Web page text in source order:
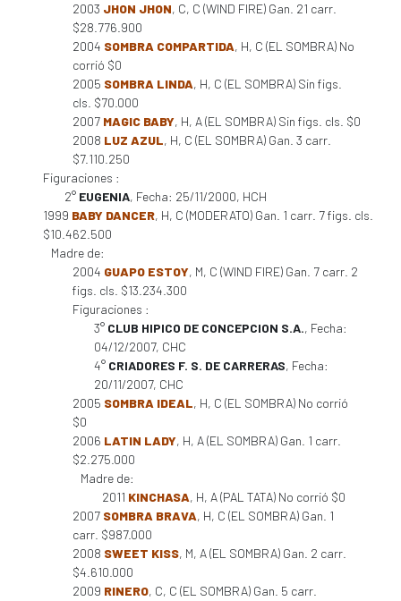
2003 JHON JHON, C, C (WIND FIRE) Gan. 21 carr.
$28.776.900
2004 SOMBRA COMPARTIDA, H, C (EL SOMBRA) No
corrió $0
2005 SOMBRA LINDA, H, C (EL SOMBRA) Sin figs.
cls. $70.000
2007 MAGIC BABY, H, A (EL SOMBRA) Sin figs. cls. $0
2008 LUZ AZUL, H, C (EL SOMBRA) Gan. 3 carr.
$7.110.250
Figuraciones :
2° EUGENIA, Fecha: 25/11/2000, HCH
1999 BABY DANCER, H, C (MODERATO) Gan. 1 carr. 7 figs. cls.
$10.462.500
Madre de:
2004 GUAPO ESTOY, M, C (WIND FIRE) Gan. 7 carr. 2
figs. cls. $13.234.300
Figuraciones :
3° CLUB HIPICO DE CONCEPCION S.A., Fecha:
04/12/2007, CHC
4° CRIADORES F. S. DE CARRERAS, Fecha:
20/11/2007, CHC
2005 SOMBRA IDEAL, H, C (EL SOMBRA) No corrió
$0
2006 LATIN LADY, H, A (EL SOMBRA) Gan. 1 carr.
$2.275.000
Madre de:
2011 KINCHASA, H, A (PAL TATA) No corrió $0
2007 SOMBRA BRAVA, H, C (EL SOMBRA) Gan. 1
carr. $987.000
2008 SWEET KISS, M, A (EL SOMBRA) Gan. 2 carr.
$4.610.000
2009 RINERO, C, C (EL SOMBRA) Gan. 5 carr.